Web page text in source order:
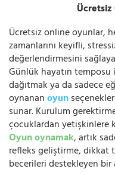
Ücretsiz online oyunlar,
zamanlarını keyifli,
değerlendirmesini
Günlük hayatın
dağıtmak ya da sadece
oynananoyun
sunar. Kurulum
çocuklardan yetişkinlere
Oyun oynamak, artık
refleks geliştirme, dikkat
becerileri destekleyen bir